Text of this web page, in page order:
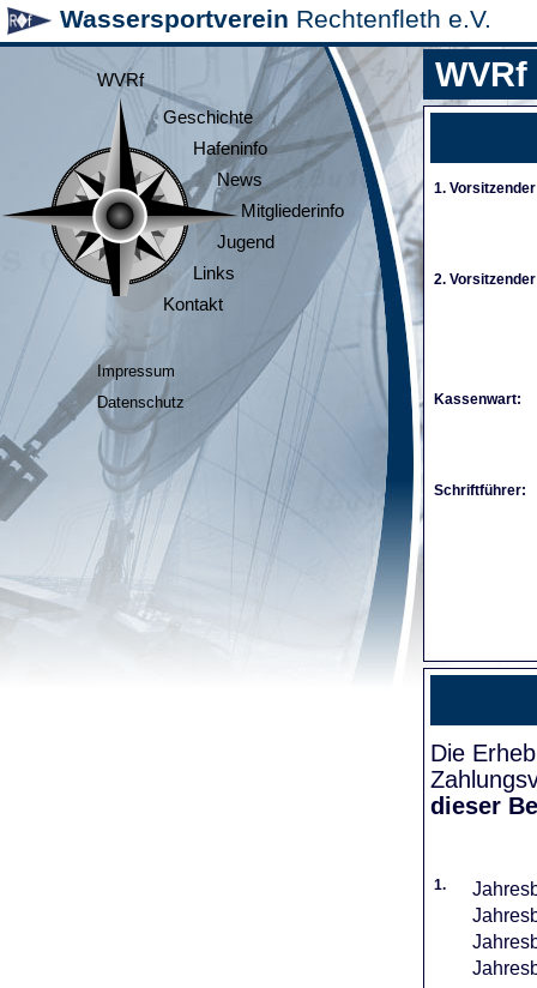
Wassersportverein Rechtenfleth e.V.
WVRf
Geschichte
Hafeninfo
News
Mitgliederinfo
Jugend
Links
Kontakt
Impressum
Datenschutz
WVRf
1.
2.
Kassenwart:
Schriftführer:
Die
dieser
1.